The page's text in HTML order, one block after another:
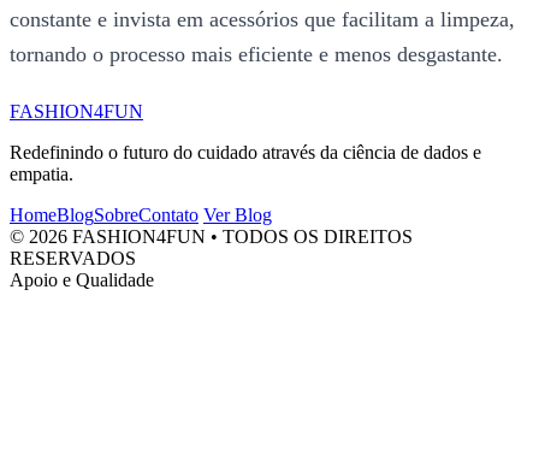
constante e invista em acessórios que facilitam a limpeza,
tornando o processo mais eficiente e menos desgastante.
FASHION4FUN
Redefinindo o futuro do cuidado através da ciência de dados e
empatia.
HomeBlogSobreContato Ver Blog
© 2026 FASHION4FUN • TODOS OS DIREITOS
RESERVADOS
Apoio e Qualidade